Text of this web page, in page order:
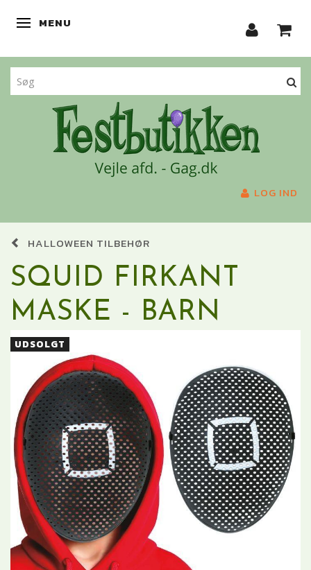
SKIFTE NAVIGATION
MENU
LOG IND
HALLOWEEN TILBEHØR
SQUID FIRKANT
MASKE - BARN
UDSOLGT